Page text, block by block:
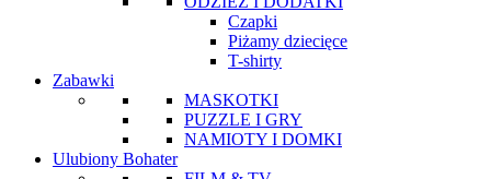
Czapki
Piżamy dziecięce
T-shirty
Zabawki
MASKOTKI
PUZZLE I GRY
NAMIOTY I DOMKI
Ulubiony Bohater